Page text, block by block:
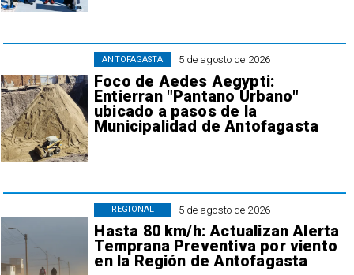
5 de agosto de 2026
Foco de Aedes Aegypti:
Entierran "Pantano Urbano"
ubicado a pasos de la
Municipalidad de Antofagasta
ANTOFAGASTA
5 de agosto de 2026
Hasta 80 km/h: Actualizan Alerta
Temprana Preventiva por viento
en la Región de Antofagasta
REGIONAL